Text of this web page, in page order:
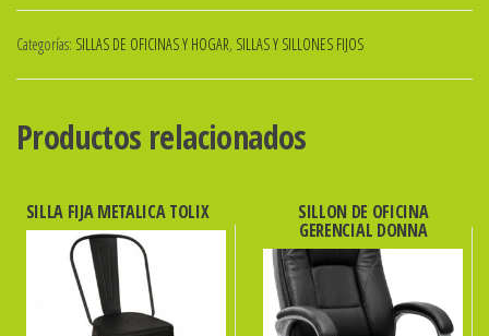
MASTER
COLOR
APILABLE
Categorías: SILLAS DE OFICINAS Y HOGAR, SILLAS Y SILLONES FIJOS
Productos relacionados
SILLA FIJA METALICA TOLIX SILLON DE OFICINA
GERENCIAL DONNA